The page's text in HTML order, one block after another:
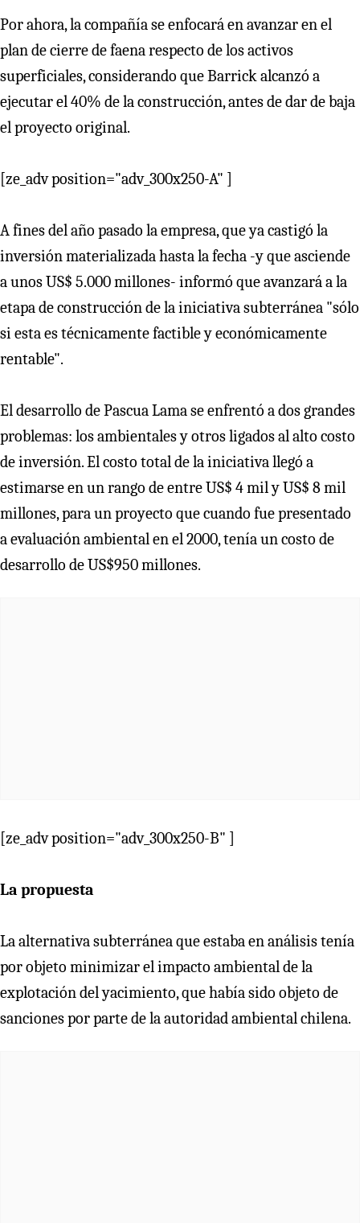
Por ahora, la compañía se enfocará en avanzar en el
plan de cierre de faena respecto de los activos
superficiales, considerando que Barrick alcanzó a
ejecutar el 40% de la construcción, antes de dar de baja
el proyecto original.
[ze_adv position="adv_300x250-A" ]
A fines del año pasado la empresa, que ya castigó la
inversión materializada hasta la fecha -y que asciende
a unos US$ 5.000 millones- informó que avanzará a la
etapa de construcción de la iniciativa subterránea "sólo
si esta es técnicamente factible y económicamente
rentable".
El desarrollo de Pascua Lama se enfrentó a dos grandes
problemas: los ambientales y otros ligados al alto costo
de inversión. El costo total de la iniciativa llegó a
estimarse en un rango de entre US$ 4 mil y US$ 8 mil
millones, para un proyecto que cuando fue presentado
a evaluación ambiental en el 2000, tenía un costo de
desarrollo de US$950 millones.
[ze_adv position="adv_300x250-B" ]
La propuesta
La alternativa subterránea que estaba en análisis tenía
por objeto minimizar el impacto ambiental de la
explotación del yacimiento, que había sido objeto de
sanciones por parte de la autoridad ambiental chilena.